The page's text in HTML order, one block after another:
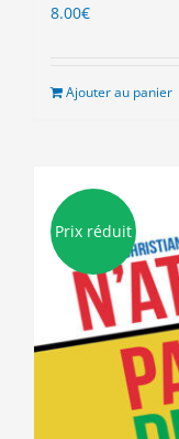
8.00€
Ajouter au panier
Prix réduit